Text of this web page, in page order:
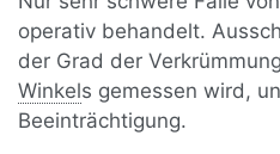
operativ behandelt.
der Grad der
Winkels gemessen wird,
Beeinträchtigung.